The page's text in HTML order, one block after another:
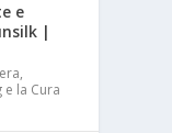
e
|
la Cura